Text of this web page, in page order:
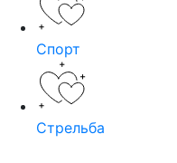
Спорт
Стрельба